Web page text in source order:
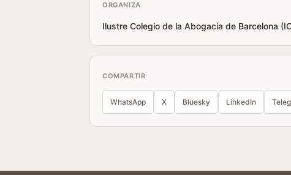
ORGANIZA
Ilustre Colegio de la Abogacía de Barcelona
COMPARTIR
WhatsApp X Bluesky LinkedIn